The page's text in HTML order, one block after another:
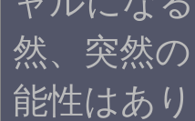
然、突然
能性はあ